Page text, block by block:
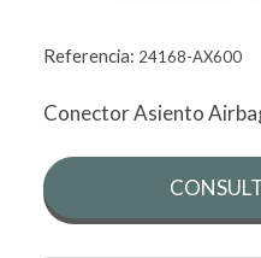
Referencia: 24168-AX600
Conector Asiento